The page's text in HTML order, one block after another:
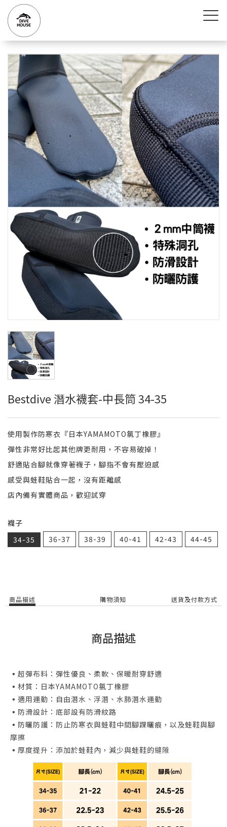
Bestdive 潛水襪套-中長筒 34-35
使用製作防寒衣『日本YAMAMOTO氯丁橡膠』
彈性非常好比起其他牌更耐用，不容易破掉！
舒適貼合腳就像穿著襪子，腳指不會有壓迫感
感受與蛙鞋貼合一起，沒有距離感
店內備有實體商品，歡迎試穿
襪子
34-35
36-37 38-39 40-41 42-43 44-45
商品描述 購物須知 送貨及付款方式
商品描述
▪️超彈布料：彈性優良、柔軟、保暖耐穿舒適
▪️材質：日本YAMAMOTO氯丁橡膠
▪️適用運動：自由潛水、浮潛、水肺潛水運動
▪️防滑設計：底部設有防滑紋路
▪️防曬防護：防止防寒衣與蛙鞋中間腳踝曬痕，以及蛙鞋與腳
摩擦
▪️厚度提升：添加於蛙鞋內，減少與蛙鞋的縫隙